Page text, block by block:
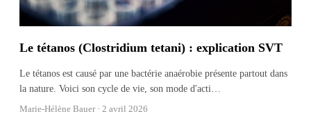
Le tétanos (Clostridium tetani) : explication SVT
Le tétanos est causé par une bactérie anaérobie présente partout dans
la nature. Voici son cycle de vie, son mode d'acti
Marie-Hélène Bauer · 2 avril 2026